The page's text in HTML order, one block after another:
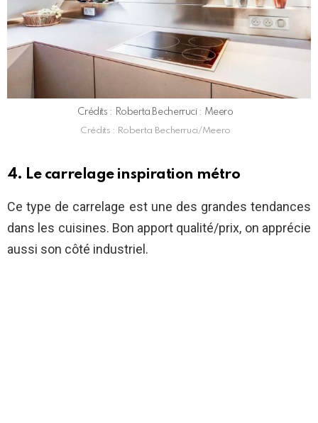
Crédits : Roberta Becherruci : Meero
Crédits : Roberta Becherruci/Meero
4. Le carrelage inspiration métro
Ce type de carrelage est une des grandes tendances
dans les cuisines. Bon apport qualité/prix, on apprécie
aussi son côté industriel.